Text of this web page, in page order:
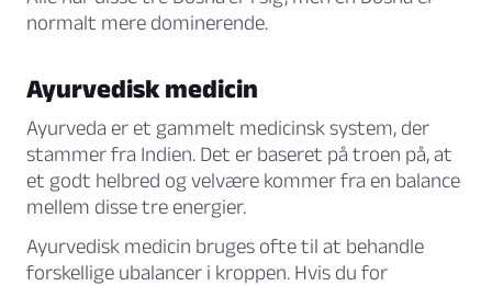
normalt mere dominerende.
Ayurvedisk medicin
Ayurveda er et gammelt medicinsk system, der
stammer fra Indien. Det er baseret på troen på, at
et godt helbred og velvære kommer fra en balance
mellem disse tre energier.
Ayurvedisk medicin bruges ofte til at behandle
forskellige ubalancer i kroppen. Hvis du for